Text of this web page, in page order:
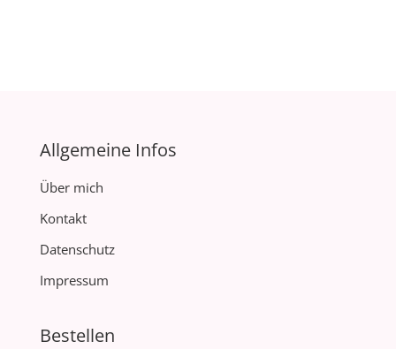
Allgemeine Infos
Über mich
Kontakt
Datenschutz
Impressum
Bestellen